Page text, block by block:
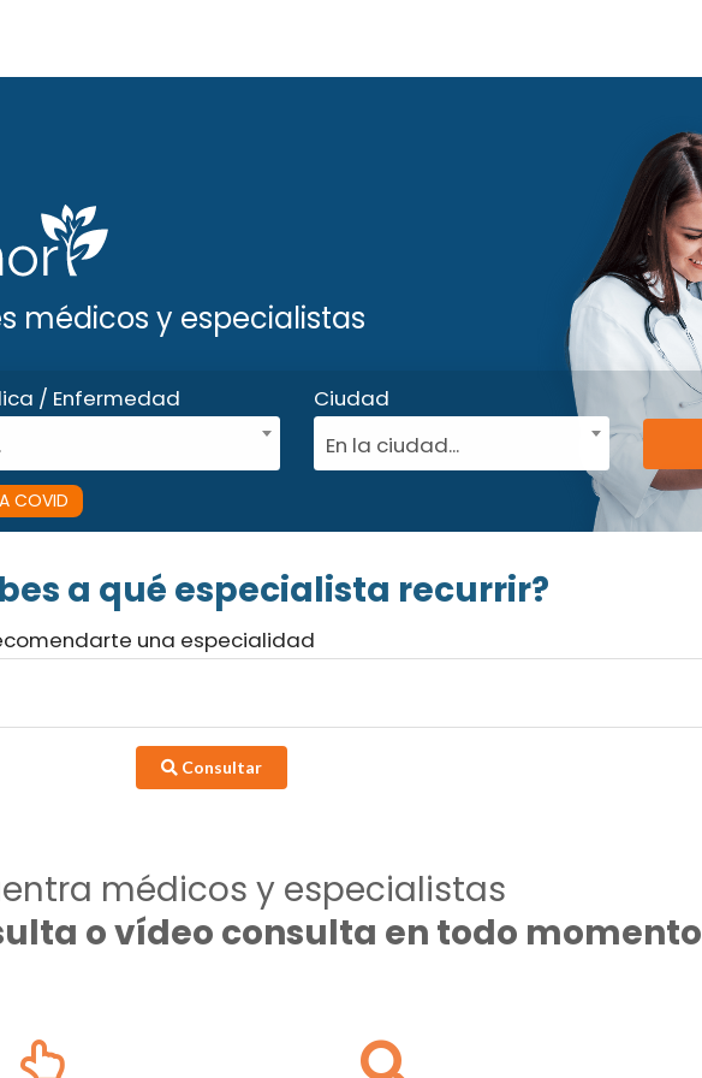
médicos y especialistas
/ Enfermedad
COVID
Ciudad
En la ciudad...
a qué especialista recurrir?
una especialidad
Consultar
médicos y especialistas
o vídeo consulta en todo momento